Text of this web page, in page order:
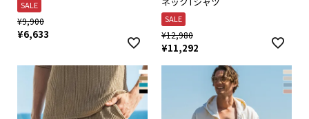
SALE
¥9,900
¥6,633
SALE
¥12,980
¥11,292